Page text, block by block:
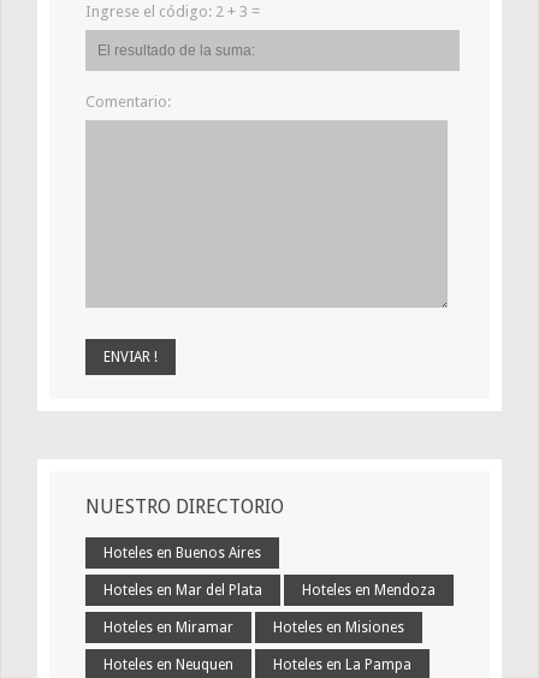
Ingrese el código: 2 + 3 =
Comentario:
NUESTRO DIRECTORIO
Hoteles en Buenos Aires
Hoteles en Mar del Plata Hoteles en Mendoza
Hoteles en Miramar Hoteles en Misiones
Hoteles en Neuquen Hoteles en La Pampa